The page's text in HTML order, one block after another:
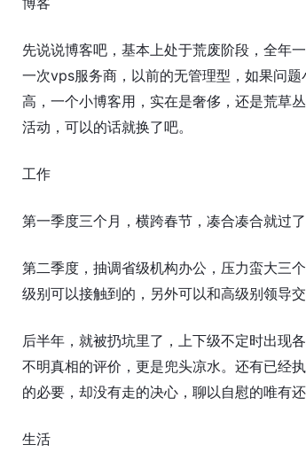
先说说博客吧，基本上处于荒废阶段，全年
一次vps服务商，以前的无管理型，如果问
高，一个小博客用，实在是奢侈，还是荒草
活动，可以的话就换了吧。
工作
第一季度三个月，横跨春节，凑合凑合就过了
第二季度，抽调省级机构办公，压力蛮大三
级别可以接触到的，另外可以和高级别领导
后半年，就被扔坑里了，上下级不定时出现
不明真相的评价，更是兜头凉水。还有已经
的必要，却没有走的决心，聊以自慰的唯有
生活